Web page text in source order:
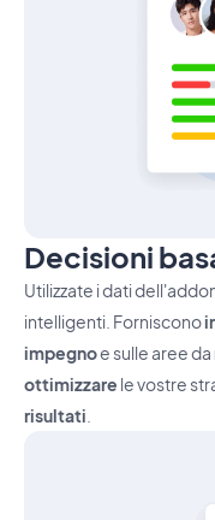
Decisioni
Utilizzate i dati
intelligenti. Forniscono
impegnoe sulle aree da
ottimizzare le vostre
risultati